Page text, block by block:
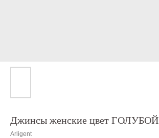
Джинсы женские цвет ГОЛУБОЙ
Arligent